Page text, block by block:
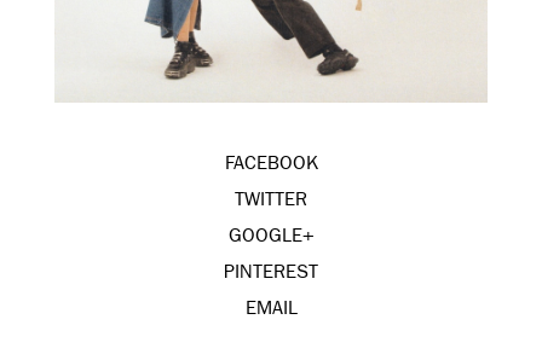
FACEBOOK
TWITTER
GOOGLE+
PINTEREST
EMAIL